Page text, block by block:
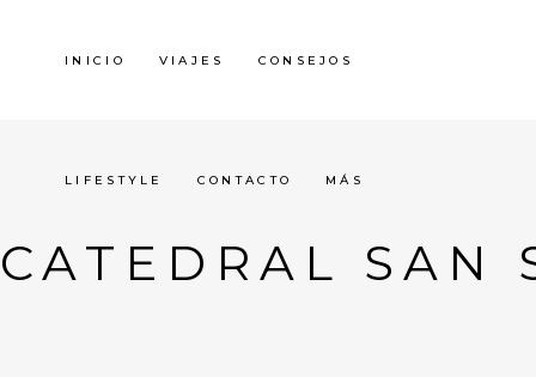
INICIO VIAJES CONSEJOS
LIFESTYLE CONTACTO MÁS
CATEDRAL SAN